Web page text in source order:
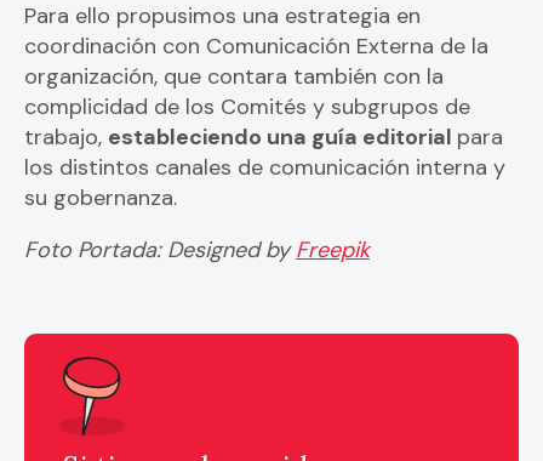
Para ello propusimos una estrategia en
coordinación con Comunicación Externa de la
organización, que contara también con la
complicidad de los Comités y subgrupos de
trabajo, estableciendo una guía editorial para
los distintos canales de comunicación interna y
su gobernanza.
Foto Portada: Designed byFreepik